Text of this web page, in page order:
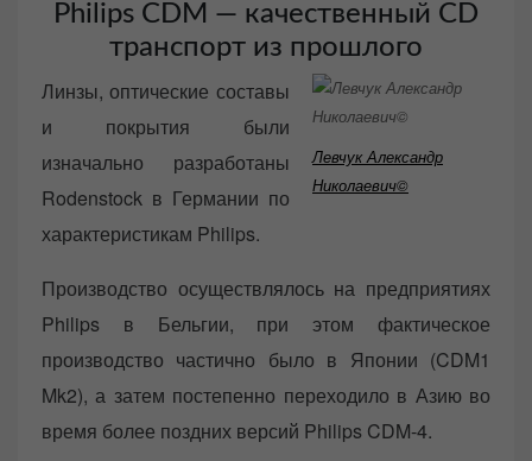
Philips CDM — качественный CD
транспорт из прошлого
Левчук Александр
Николаевич©
Линзы, оптические составы
и покрытия были
изначально разработаны
Rodenstock в Германии по
характеристикам Philips.
Производство осуществлялось на предприятиях
Philips в Бельгии, при этом фактическое
производство частично было в Японии (CDM1
Mk2), а затем постепенно переходило в Азию во
время более поздних версий Philips CDM-4.